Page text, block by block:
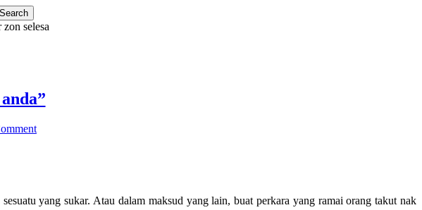
selesa
yang sukar. Atau dalam maksud yang lain, buat perkara yang ramai orang takut nak